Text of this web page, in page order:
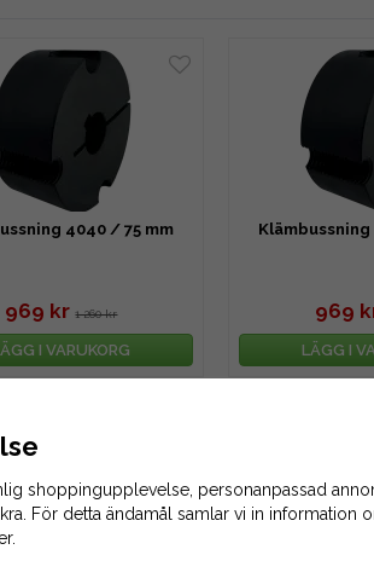
4040 / 75 mm
969 kr 1 260 kr
I VARUKORG
969
LÄGG I
shoppingupplevelse, personanpassad
För detta ändamål samlar vi in information